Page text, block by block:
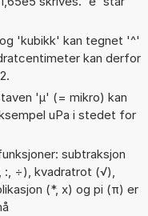
'kubikk' kan tegnet '^'
kan derfor
'µ' (= mikro) kan
uPa i stedet for
subtraksjon
:, ÷), kvadratrot (√),
(*, x) og pi (π) er